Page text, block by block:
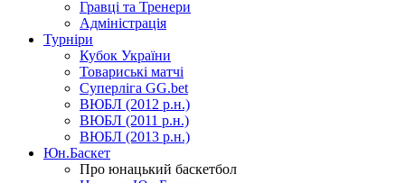
Гравці та Тренери
Адміністрація
Турніри
Кубок України
Товариські матчі
Суперліга GG.bet
ВЮБЛ (2012 р.н.)
ВЮБЛ (2011 р.н.)
ВЮБЛ (2013 р.н.)
Юн.Баскет
Про юнацький баскетбол